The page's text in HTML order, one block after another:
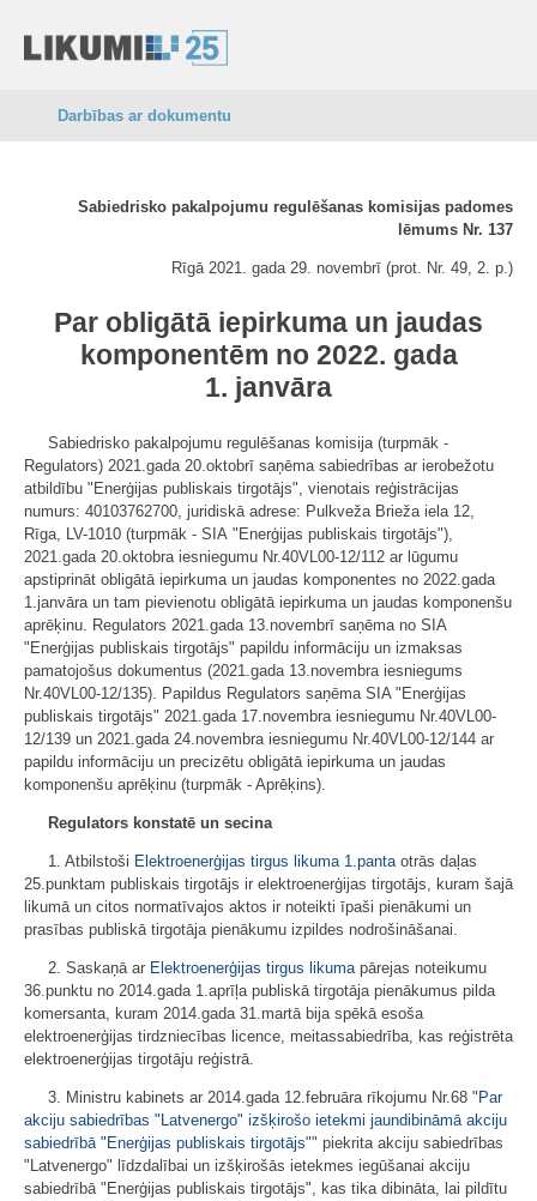
Darbības ar dokumentu
Sabiedrisko pakalpojumu regulēšanas komisijas padomes
lēmums Nr. 137
Rīgā 2021. gada 29. novembrī (prot. Nr. 49, 2. p.)
Par obligātā iepirkuma un jaudas
komponentēm no 2022. gada
1. janvāra
Sabiedrisko pakalpojumu regulēšanas komisija (turpmāk -
Regulators) 2021.gada 20.oktobrī saņēma sabiedrības ar ierobežotu
atbildību "Enerģijas publiskais tirgotājs", vienotais reģistrācijas
numurs: 40103762700, juridiskā adrese: Pulkveža Brieža iela 12,
Rīga, LV-1010 (turpmāk - SIA "Enerģijas publiskais tirgotājs"),
2021.gada 20.oktobra iesniegumu Nr.40VL00-12/112 ar lūgumu
apstiprināt obligātā iepirkuma un jaudas komponentes no 2022.gada
1.janvāra un tam pievienotu obligātā iepirkuma un jaudas komponenšu
aprēķinu. Regulators 2021.gada 13.novembrī saņēma no SIA
"Enerģijas publiskais tirgotājs" papildu informāciju un izmaksas
pamatojošus dokumentus (2021.gada 13.novembra iesniegums
Nr.40VL00-12/135). Papildus Regulators saņēma SIA "Enerģijas
publiskais tirgotājs" 2021.gada 17.novembra iesniegumu Nr.40VL00-
12/139 un 2021.gada 24.novembra iesniegumu Nr.40VL00-12/144 ar
papildu informāciju un precizētu obligātā iepirkuma un jaudas
komponenšu aprēķinu (turpmāk - Aprēķins).
Regulators konstatē un secina
1. Atbilstoši Elektroenerģijas tirgus likuma 1.pantaotrās daļas
25.punktam publiskais tirgotājs ir elektroenerģijas tirgotājs, kuram šajā
likumā un citos normatīvajos aktos ir noteikti īpaši pienākumi un
prasības publiskā tirgotāja pienākumu izpildes nodrošināšanai.
2. Saskaņā ar Elektroenerģijas tirgus likumapārejas noteikumu
36.punktu no 2014.gada 1.aprīļa publiskā tirgotāja pienākumus pilda
komersanta, kuram 2014.gada 31.martā bija spēkā esoša
elektroenerģijas tirdzniecības licence, meitassabiedrība, kas reģistrēta
elektroenerģijas tirgotāju reģistrā.
3. Ministru kabinets ar 2014.gada 12.februāra rīkojumu Nr.68 " Par
akciju sabiedrības "Latvenergo" izšķirošo ietekmi jaundibināmā akciju
sabiedrībā "Enerģijas publiskais tirgotājs"" piekrita akciju sabiedrības
"Latvenergo" līdzdalībai un izšķirošās ietekmes iegūšanai akciju
sabiedrībā "Enerģijas publiskais tirgotājs", kas tika dibināta, lai pildītu